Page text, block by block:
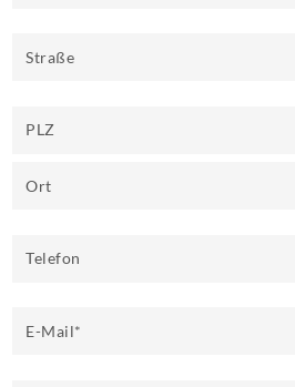
Straße
PLZ
Ort
Telefon
E-Mail*